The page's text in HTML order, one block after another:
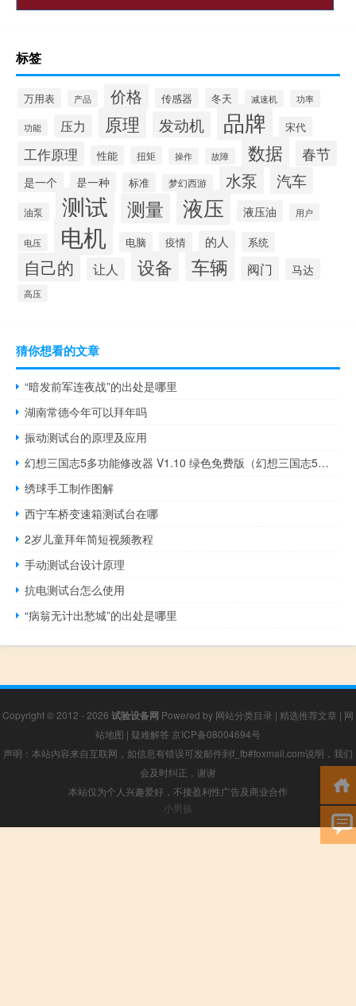
标签
万用表 产品 价格 传感器 冬天 减速机 功率
功能 压力 原理 发动机 品牌 宋代
工作原理 性能 扭矩 操作 故障 数据 春节
是一个 是一种 标准 梦幻西游 水泵 汽车
油泵 测试 测量 液压 液压油 用户
电压 电机 电脑 疫情 的人 系统
自己的 让人 设备 车辆 阀门 马达
高压
猜你想看的文章
“暗发前军连夜战”的出处是哪里
湖南常德今年可以拜年吗
振动测试台的原理及应用
幻想三国志5多功能修改器 V1.10 绿色免费版（幻想三国志5多功能修改器 V1.10 绿色免费版功能简介）
绣球手工制作图解
西宁车桥变速箱测试台在哪
2岁儿童拜年简短视频教程
手动测试台设计原理
抗电测试台怎么使用
“病翁无计出愁城”的出处是哪里
Copyright © 2012 - 2026 试验设备网 Powered by 网站分类目录 | 精选推荐文章 | 网
站地图 | 疑难解答 京ICP备08004694号
声明：本站内容来自互联网，如信息有错误可发邮件到f_fb#foxmail.com说明，我们
会及时纠正，谢谢
本站仅为个人兴趣爱好，不接盈利性广告及商业合作
小男孩